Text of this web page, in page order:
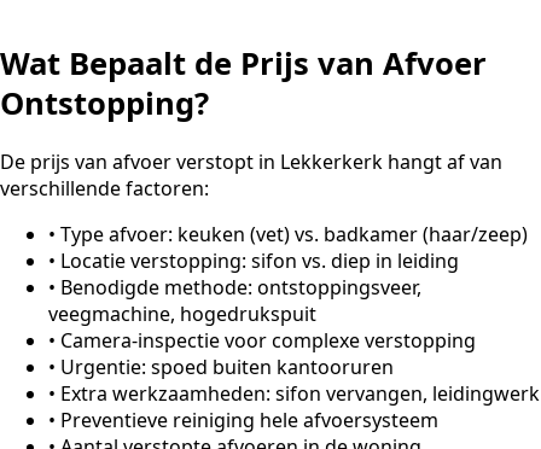
Wat Bepaalt de Prijs van Afvoer
Ontstopping?
De prijs van afvoer verstopt in Lekkerkerk hangt af van
verschillende factoren:
• Type afvoer: keuken (vet) vs. badkamer (haar/zeep)
• Locatie verstopping: sifon vs. diep in leiding
• Benodigde methode: ontstoppingsveer,
veegmachine, hogedrukspuit
• Camera-inspectie voor complexe verstopping
• Urgentie: spoed buiten kantooruren
• Extra werkzaamheden: sifon vervangen, leidingwerk
• Preventieve reiniging hele afvoersysteem